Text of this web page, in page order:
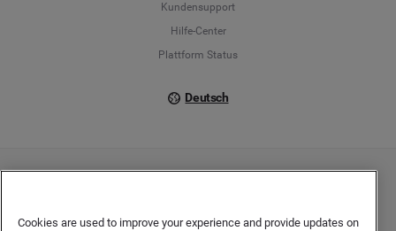
Kundensupport
Hilfe-Center
Plattform Status
Deutsch
Umsatzsteuer-Identifikationsnummer: DE278408482
Cookies are used to improve your experience and provide updates on